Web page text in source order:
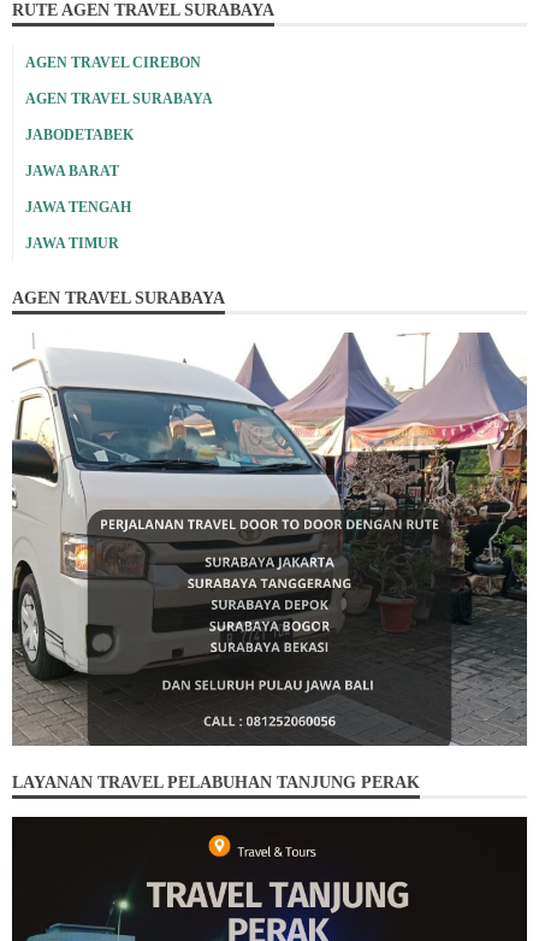
RUTE AGEN TRAVEL SURABAYA
AGEN TRAVEL CIREBON
AGEN TRAVEL SURABAYA
JABODETABEK
JAWA BARAT
JAWA TENGAH
JAWA TIMUR
AGEN TRAVEL SURABAYA
LAYANAN TRAVEL PELABUHAN TANJUNG PERAK